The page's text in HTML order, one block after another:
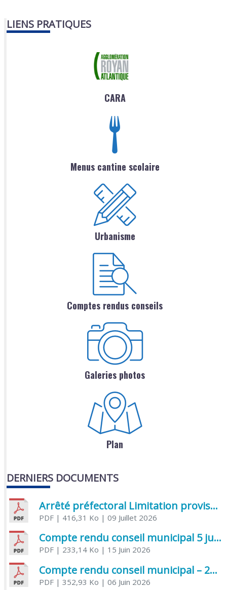
LIENS PRATIQUES
CARA
Menus cantine scolaire
Urbanisme
Comptes rendus conseils
Galeries photos
Plan
DERNIERS DOCUMENTS
Arrêté préfectoral Limitation provisoire des usages de l’eau
PDF| 416,31 Ko | 09 Juillet 2026
Compte rendu conseil municipal 5 juin 2026 sénatoriale
PDF| 233,14 Ko | 15 Juin 2026
Compte rendu conseil municipal – 21 avril 2026
PDF| 352,93 Ko | 06 Juin 2026